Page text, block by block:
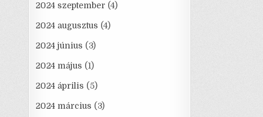
2024 szeptember (4)
2024 augusztus (4)
2024 június (3)
2024 május (1)
2024 április (5)
2024 március (3)